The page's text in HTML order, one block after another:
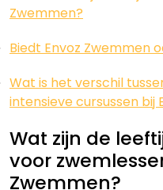
Zwemmen?
Biedt Envoz Zwemmen
Wat is het verschil
intensieve cursussen bij
Wat zijn de
voor
Zwemmen?